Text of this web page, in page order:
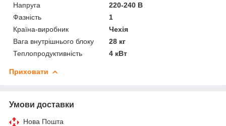
Напруга
220-240 В
Фазність
1
Країна-виробник
Чехія
Вага внутрішнього блоку
28 кг
Теплопродуктивність
4 кВт
Приховати
Умови доставки
Нова Пошта